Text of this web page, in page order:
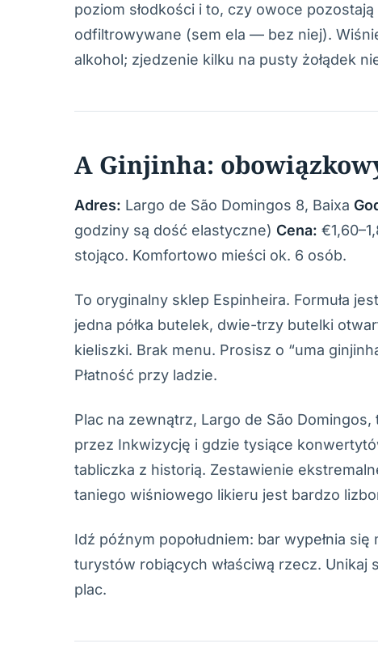
poziom słodkości i to, czy owoce
odfiltrowywane (sem ela — bez niej).
alkohol; zjedzenie kilku na pusty żołądek
A Ginjinha:
Adres: Largo de São Domingos 8, Baixa
godziny są dość elastyczne) Cena:
stojąco. Komfortowo mieści ok. 6 osób.
To oryginalny sklep Espinheira. Formuła
jedna półka butelek, dwie-trzy butelki
kieliszki. Brak menu. Prosisz o “uma
Płatność przy ladzie.
Plac na zewnątrz, Largo de São
przez Inkwizycję i gdzie tysiące
tabliczka z historią. Zestawienie
taniego wiśniowego likieru jest bardzo
Idź późnym popołudniem: bar wypełnia
turystów robiących właściwą rzecz.
plac.